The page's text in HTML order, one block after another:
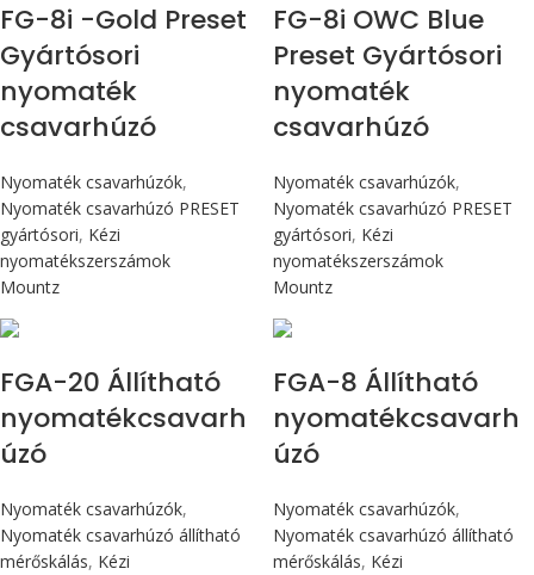
FG-8i -Gold Preset
Gyártósori
nyomaték
csavarhúzó
Nyomaték csavarhúzók,
Nyomaték csavarhúzó PRESET
gyártósori, Kézi
nyomatékszerszámok
Mountz
FG-8i OWC Blue
Preset Gyártósori
nyomaték
csavarhúzó
Nyomaték csavarhúzók,
Nyomaték csavarhúzó PRESET
gyártósori, Kézi
nyomatékszerszámok
Mountz
FGA-20 Állítható
nyomatékcsavarh
úzó
Nyomaték csavarhúzók,
Nyomaték csavarhúzó állítható
mérőskálás, Kézi
FGA-8 Állítható
nyomatékcsavarh
úzó
Nyomaték csavarhúzók,
Nyomaték csavarhúzó állítható
mérőskálás, Kézi